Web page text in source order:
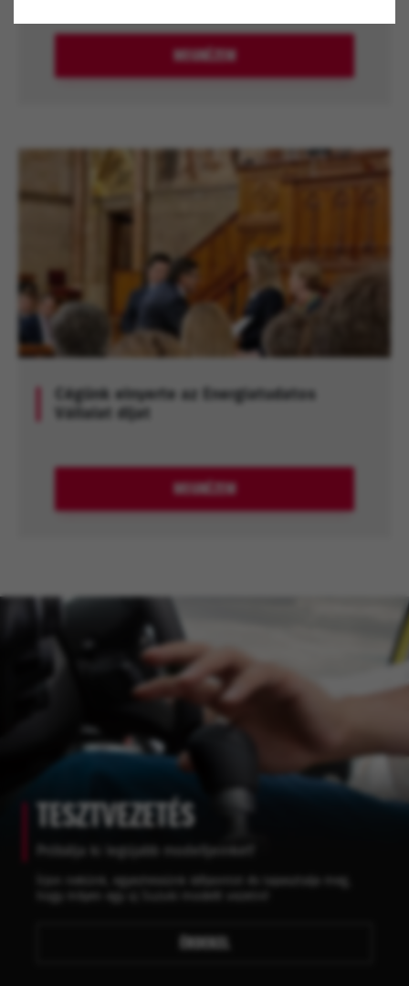
MEGNÉZEM
Cégünk elnyerte az Energiatudatos
Vállalat díjat
MEGNÉZEM
TESZTVEZETÉS
ÉRDEKEL